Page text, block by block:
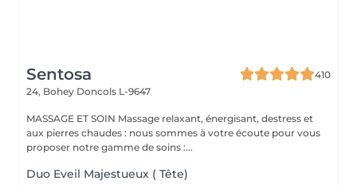
Sentosa
410
24, Bohey Doncols L-9647
MASSAGE ET SOIN Massage relaxant, énergisant, destress et
aux pierres chaudes : nous sommes à votre écoute pour vous
proposer notre gamme de soins :...
Duo Eveil Majestueux ( Tête)